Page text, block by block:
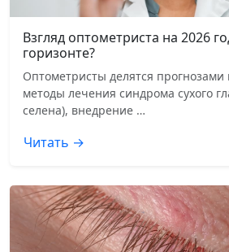
Взгляд оптометриста на 2026
горизонте?
Оптометристы делятся прогнозами
методы лечения синдрома сухого
селена), внедрение …
Читать →